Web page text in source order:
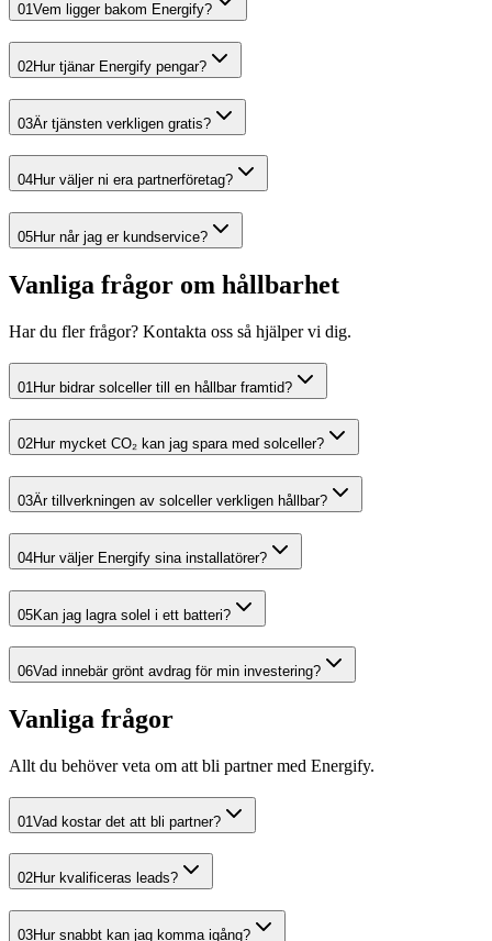
01Vem ligger bakom Energify?
02Hur tjänar Energify pengar?
03Är tjänsten verkligen gratis?
04Hur väljer ni era partnerföretag?
05Hur når jag er kundservice?
Vanliga frågor om hållbarhet
Har du fler frågor? Kontakta oss så hjälper vi dig.
01 Hur bidrar solceller till en hållbar framtid?
02Hur mycket CO₂ kan jag spara med solceller?
03Är tillverkningen av solceller verkligen hållbar?
04Hur väljer Energify sina installatörer?
05Kan jag lagra solel i ett batteri?
06Vad innebär grönt avdrag för min investering?
Vanliga frågor
Allt du behöver veta om att bli partner med Energify.
01 Vad kostar det att bli partner?
02Hur kvalificeras leads?
03Hur snabbt kan jag komma igång?